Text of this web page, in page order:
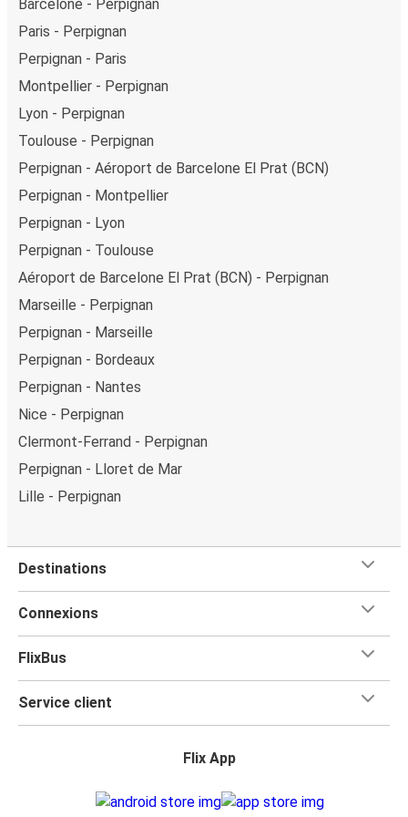
Barcelone - Perpignan
Paris - Perpignan
Perpignan - Paris
Montpellier - Perpignan
Lyon - Perpignan
Toulouse - Perpignan
Perpignan - Aéroport de Barcelone El Prat (BCN)
Perpignan - Montpellier
Perpignan - Lyon
Perpignan - Toulouse
Aéroport de Barcelone El Prat (BCN) - Perpignan
Marseille - Perpignan
Perpignan - Marseille
Perpignan - Bordeaux
Perpignan - Nantes
Nice - Perpignan
Clermont-Ferrand - Perpignan
Perpignan - Lloret de Mar
Lille - Perpignan
Destinations
Connexions
FlixBus
Service client
Flix App